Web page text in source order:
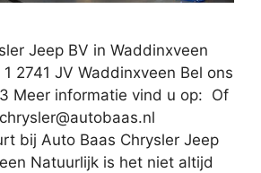
Jeep BV in Waddinxveen
2741 JV Waddinxveen Bel ons
Meer informatie vind u op: Of
bij Auto Baas Chrysler Jeep
Natuurlijk is het niet altijd